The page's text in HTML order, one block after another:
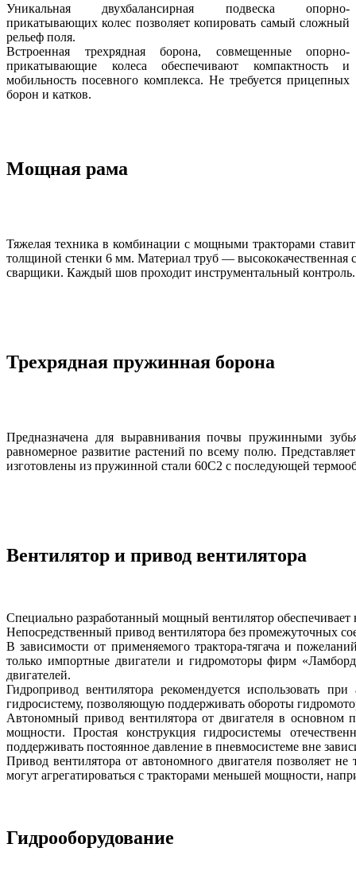
Уникальная двухбалансирная подвеска опорно-
прикатывающих колес позволяет копировать самый сложный
рельеф поля.
Встроенная трехрядная борона, совмещенные опорно-
прикатывающие колеса обеспечивают компактность и
мобильность посевного комплекса. Не требуется прицепных
борон и катков.
Мощная рама
Тяжелая техника в комбинации с мощными тракторами
толщиной стенки 6 мм. Материал труб — высококачественная
сварщики. Каждый шов проходит инструментальный контроль.
Трехрядная пружинная борона
Предназначена для выравнивания почвы пружинными
равномерное развитие растений по всему полю.
изготовлены из пружинной стали 60С2 с последующей
Вентилятор и привод вентилятора
Специально разработанный мощный вентилятор обеспечивает
Непосредственный привод вентилятора без промежуточных
В зависимости от применяемого трактора-тягача и
только импортные двигатели и гидромоторы фирм
двигателей.
Гидропривод вентилятора рекомендуется использовать
гидросистему, позволяющую поддерживать обороты
Автономный привод вентилятора от двигателя в основном
мощности. Простая конструкция гидросистемы
поддерживать постоянное давление в пневмосистеме вне
Привод вентилятора от автономного двигателя позволяет
могут агрегатироваться c тракторами меньшей мощности,
Гидрооборудование